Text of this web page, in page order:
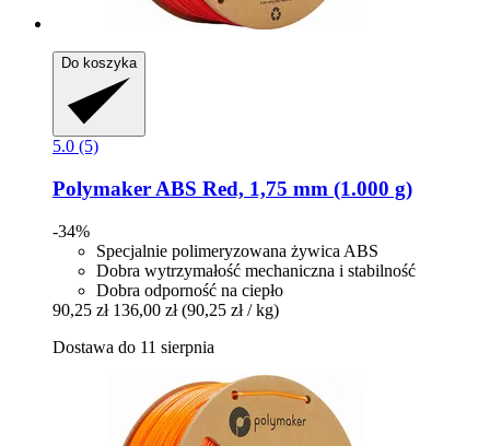
Do koszyka
5.0 (5)
Polymaker ABS Red, 1,75 mm (1.000 g)
-34%
Specjalnie polimeryzowana żywica ABS
Dobra wytrzymałość mechaniczna i stabilność
Dobra odporność na ciepło
90,25 zł 136,00 zł (90,25 zł / kg)
Dostawa do 11 sierpnia